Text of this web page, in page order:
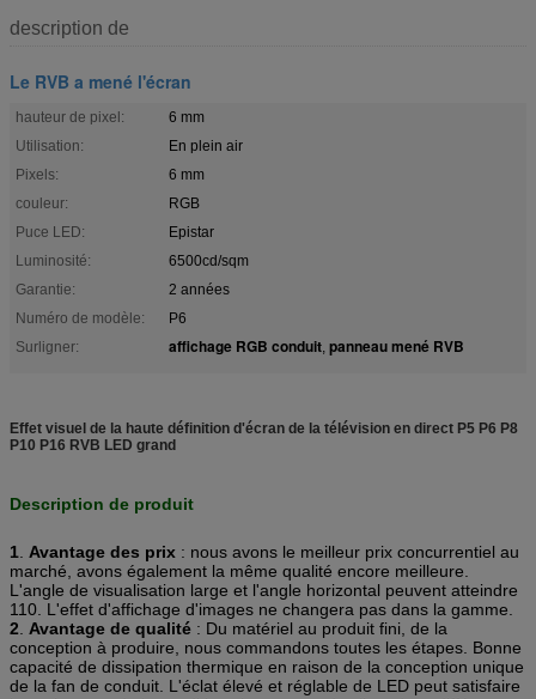
description de
Le RVB a mené l'écran
hauteur de pixel:
6 mm
Utilisation:
En plein air
Pixels:
6 mm
couleur:
RGB
Puce LED:
Epistar
Luminosité:
6500cd/sqm
Garantie:
2 années
Numéro de modèle:
P6
Surligner:
affichage RGB conduit, panneau mené RVB
Effet visuel de la haute définition d'écran de la télévision en direct P5 P6 P8
P10 P16 RVB LED grand
Description de produit
1 Avantage des prix : nous avons le meilleur prix concurrentiel au
marché, avons également la même qualité encore meilleure.
L'angle de visualisation large et l'angle horizontal peuvent atteindre
110. L'effet d'affichage d'images ne changera pas dans la gamme.
2
Avantage de qualité : Du matériel au produit fini, de la
conception à produire, nous commandons toutes les étapes. Bonne
capacité de dissipation thermique en raison de la conception unique
de la fan de conduit. L'éclat élevé et réglable de LED peut satisfaire